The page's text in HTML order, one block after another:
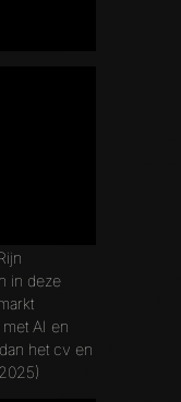
in deze
AI en
het cv en